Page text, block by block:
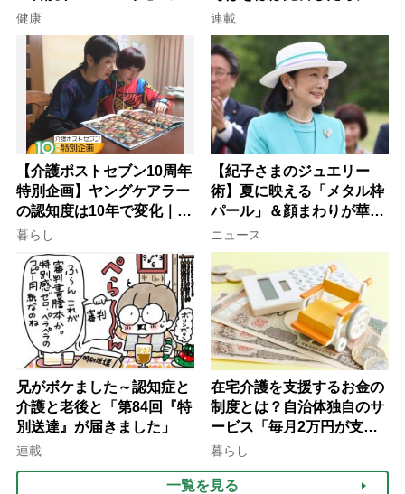
意
健康
子が血の気が引いた理由
連載
【介護ポストセブン10周年
特別企画】ヤングケアラー
の認知度は10年で変化｜流
行語大賞にノミネート、法
律にも明記されたが果たし
て現在は？
暮らし
【紀子さまのジュエリー
術】夏に映える「メタル枠
パール」＆顔まわりが華や
ぐ「揺れる一粒」の使い分
け方
ニュース
兄がボケました～認知症と
介護と老後と「第84回『特
別送達』が届きました」
連載
在宅介護を支援するお金の
制度とは？自治体独自のサ
ービス「毎月2万円が支給
される」ケースも【FP解
暮らし
一覧を見る